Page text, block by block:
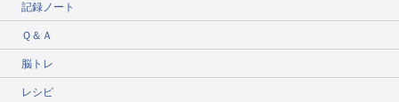
記録ノート
Ｑ＆Ａ
脳トレ
レシピ